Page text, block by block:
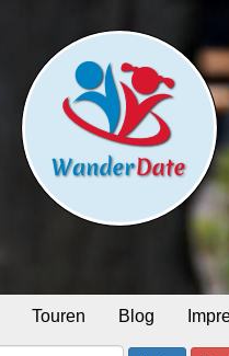
Touren Blog